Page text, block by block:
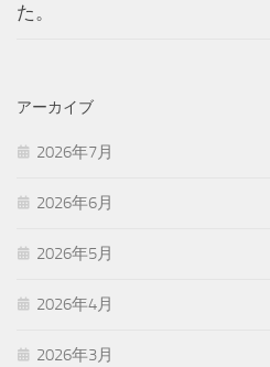
た。
アーカイブ
2026年7月
2026年6月
2026年5月
2026年4月
2026年3月